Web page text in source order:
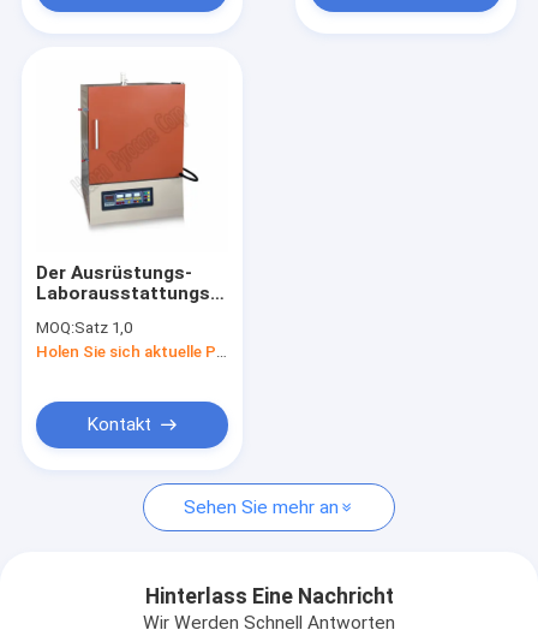
Nach Hause
Der Ausrüstungs-
Laborausstattungs-
1200C der hohen
Qualität
MOQ:Satz 1,0
Kontakt
Sehen Sie mehr an
Hinterlass Eine Nachricht
Wir Werden Schnell Antworten